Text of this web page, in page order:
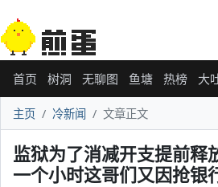
首页 树洞 无聊图 鱼塘 热榜 大
主页 冷新闻 文章正文
监狱为了消减开支提前释
一个小时这哥们又因抢银